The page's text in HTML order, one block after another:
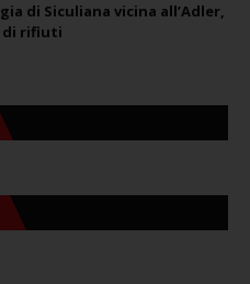
di Siculiana vicina all’Adler,
di rifiuti